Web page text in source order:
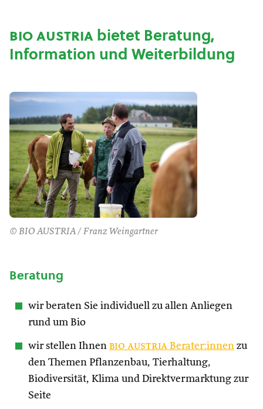
bio austriabietet Beratung,
Information und Weiterbildung
© BIO AUSTRIA / Franz Weingartner
Beratung
wir beraten Sie individuell zu allen Anliegen
rund um Bio
wir stellen Ihnen bio austria Berater:innen zu
den Themen Pflanzenbau, Tierhaltung,
Biodiversität, Klima und Direktvermarktung zur
Seite